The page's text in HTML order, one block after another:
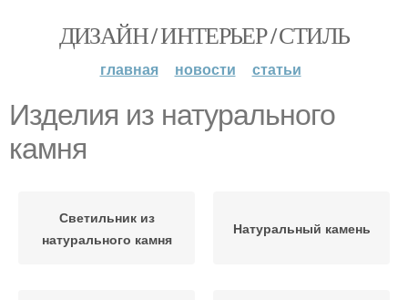
ДИЗАЙН / ИНТЕРЬЕР / СТИЛЬ
главная новости статьи
Изделия из натурального
камня
Светильник из
натурального камня
Натуральный камень